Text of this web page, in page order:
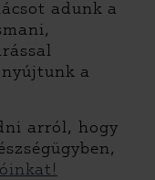
adunk a
a
arról, hogy